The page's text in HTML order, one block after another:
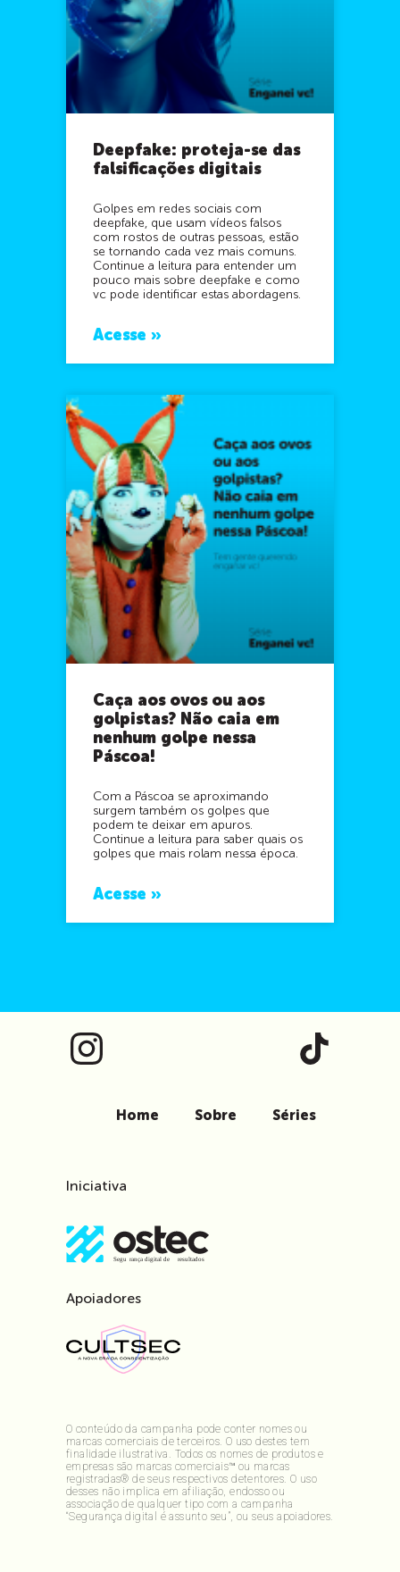
Deepfake: proteja-se das
falsificações digitais
Golpes em redes sociais com
deepfake, que usam vídeos falsos
com rostos de outras pessoas, estão
se tornando cada vez mais comuns.
Continue a leitura para entender um
pouco mais sobre deepfake e como
vc pode identificar estas abordagens.
Acesse »
Caça aos ovos ou aos
golpistas? Não caia em
nenhum golpe nessa
Páscoa!
Com a Páscoa se aproximando
surgem também os golpes que
podem te deixar em apuros.
Continue a leitura para saber quais os
golpes que mais rolam nessa época.
Acesse »
Home Sobre Séries
Iniciativa
Apoiadores
O conteúdo da campanha pode conter nomes ou
marcas comerciais de terceiros. O uso destes tem
finalidade ilustrativa. Todos os nomes de produtos e
empresas são marcas comerciais™ ou marcas
registradas® de seus respectivos detentores. O uso
desses não implica em afiliação, endosso ou
associação de qualquer tipo com a campanha
“Segurança digital é assunto seu”, ou seus apoiadores.